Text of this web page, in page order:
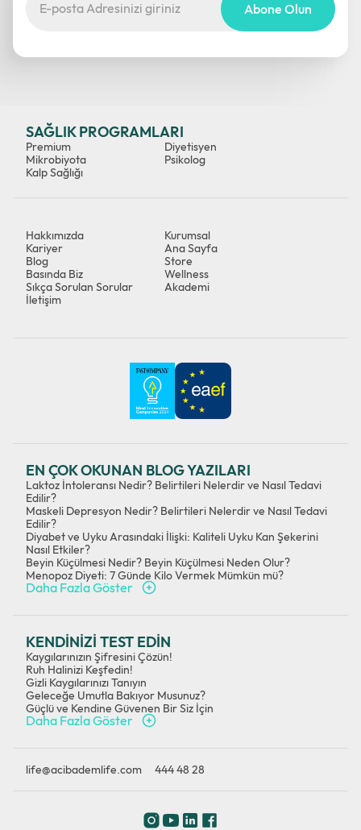
Abone Olun
SAĞLIK PROGRAMLARI
Premium
Mikrobiyota
Kalp Sağlığı
Diyetisyen
Psikolog
Hakkımızda
Kurumsal
Kariyer
Ana Sayfa
Blog
Store
Basında Biz
Wellness
Sıkça Sorulan Sorular
Akademi
İletişim
EN ÇOK OKUNAN BLOG YAZILARI
Laktoz İntoleransı Nedir? Belirtileri Nelerdir ve Nasıl Tedavi
Edilir?
Maskeli Depresyon Nedir? Belirtileri Nelerdir ve Nasıl Tedavi
Edilir?
Diyabet ve Uyku Arasındaki İlişki: Kaliteli Uyku Kan Şekerini
Nasıl Etkiler?
Beyin Küçülmesi Nedir? Beyin Küçülmesi Neden Olur?
Menopoz Diyeti: 7 Günde Kilo Vermek Mümkün mü?
Daha Fazla Göster
KENDİNİZİ TEST EDİN
Kaygılarınızın Şifresini Çözün!
Ruh Halinizi Keşfedin!
Gizli Kaygılarınızı Tanıyın
Geleceğe Umutla Bakıyor Musunuz?
Güçlü ve Kendine Güvenen Bir Siz İçin
Daha Fazla Göster
life@acibademlife.com 444 48 28